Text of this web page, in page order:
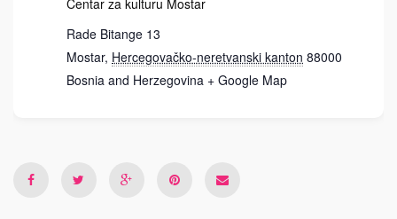
Rade Bitange 13
Mostar, Hercegovačko-neretvanski kanton 88000
Bosnia and Herzegovina + Google Map